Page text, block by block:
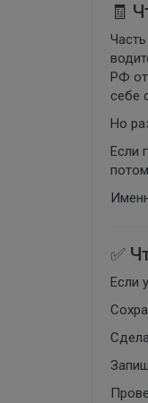
🧾
РФ от
себе
Но
Если
✅
Если